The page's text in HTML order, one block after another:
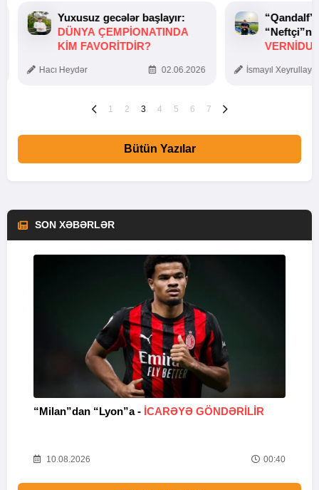
Yuxusuz gecələr başlayır:
DÜNYA ÇEMPIONATINDA
KIM FAVORITDIR?
Hacı Heydər 02.06.2026 İsmayıl
1 2 3 4 5 6 7
Bütün Yazılar
SON XƏBƏRLƏR
“Milan”dan “Lyon”a - İCARƏYƏ GÖNDƏRİLİR
10.08.2026 00:40